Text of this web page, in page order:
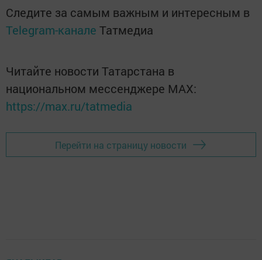
Следите за самым важным и интересным в
Telegram-канале Татмедиа
Читайте новости Татарстана в
национальном мессенджере MАХ:
https://max.ru/tatmedia
Перейти на страницу новости